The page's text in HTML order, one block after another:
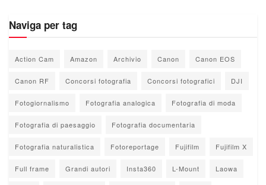
Naviga per tag
Action Cam Amazon Archivio Canon Canon EOS
Canon RF Concorsi fotografia Concorsi fotografici DJI
Fotogiornalismo Fotografia analogica Fotografia di moda
Fotografia di paesaggio Fotografia documentaria
Fotografia naturalistica Fotoreportage Fujifilm Fujifilm X
Full frame Grandi autori Insta360 L-Mount Laowa